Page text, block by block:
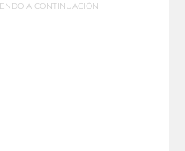
A CONTINUACIÓN